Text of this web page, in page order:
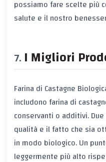
possiamo fare scelte più
salute e il nostro
I Migliori
Farina di Castagne
includono farina di
conservanti o additivi.
qualità e il fatto che sia
in modo biologico. Un
leggermente più alto